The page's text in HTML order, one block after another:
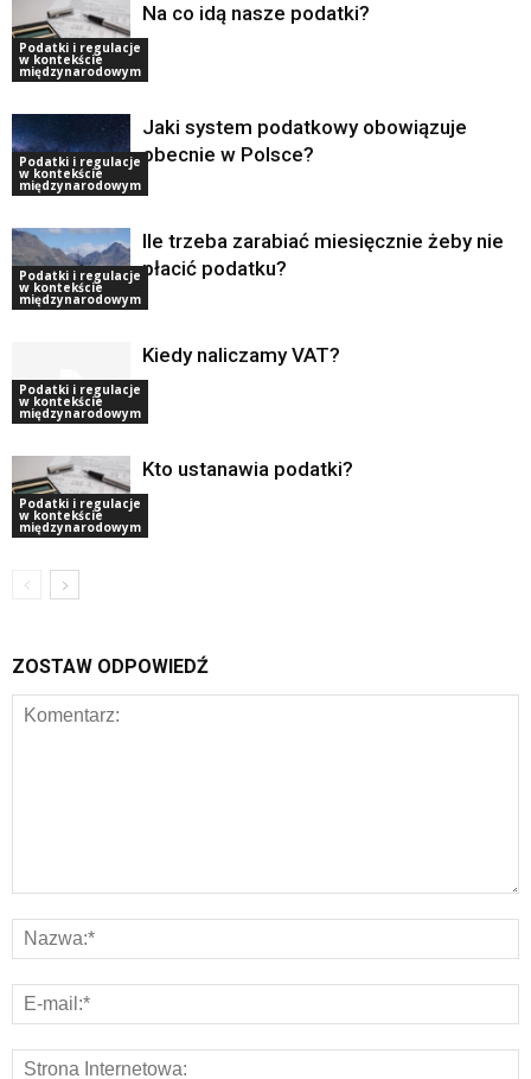
Podatki i regulacje
w kontekście
międzynarodowym
Na co idą nasze podatki?
Podatki i regulacje
w kontekście
międzynarodowym
Jaki system podatkowy obowiązuje
obecnie w Polsce?
Podatki i regulacje
w kontekście
międzynarodowym
Ile trzeba zarabiać miesięcznie żeby nie
płacić podatku?
Podatki i regulacje
w kontekście
międzynarodowym
Kiedy naliczamy VAT?
Podatki i regulacje
w kontekście
międzynarodowym
Kto ustanawia podatki?
ZOSTAW ODPOWIEDŹ